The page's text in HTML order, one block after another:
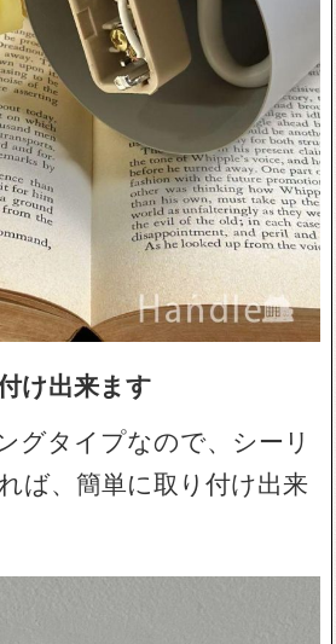
け出来ます
グタイプなので、シーリ
ば、簡単に取り付け出来